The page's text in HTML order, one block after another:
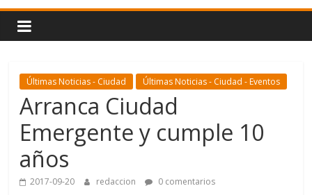
Noticias
Últimas Noticias - Ciudad Últimas Noticias - Ciudad - Eventos
Arranca Ciudad
Emergente y cumple 10
años
2017-09-20 redaccion 0 comentarios